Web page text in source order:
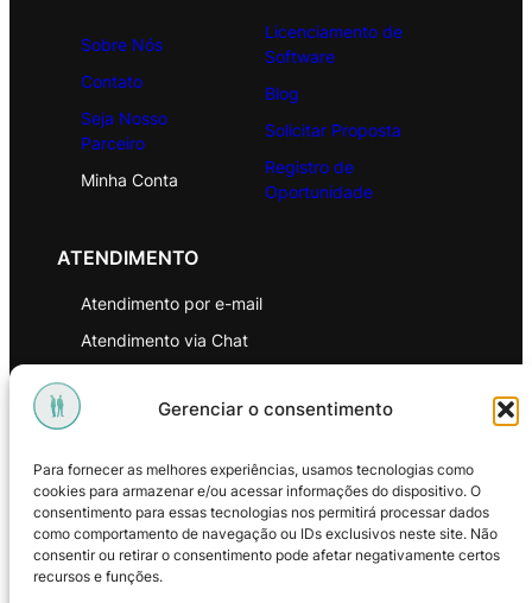
Gerenciar o consentimento
Para fornecer as melhores experiências, usamos tecnologias como
cookies para armazenar e/ou acessar informações do dispositivo. O
consentimento para essas tecnologias nos permitirá processar dados
como comportamento de navegação ou IDs exclusivos neste site. Não
consentir ou retirar o consentimento pode afetar negativamente certos
recursos e funções.
Sobre Nós
Contato
Seja Nosso
Parceiro
Minha Conta
Licenciamento de
Software
Blog
Solicitar Proposta
Registro de
Oportunidade
ATENDIMENTO
Atendimento por e-mail
Atendimento via Chat
Política de Privacidade
Política de Troca e Devoluções
Política de Reembolso